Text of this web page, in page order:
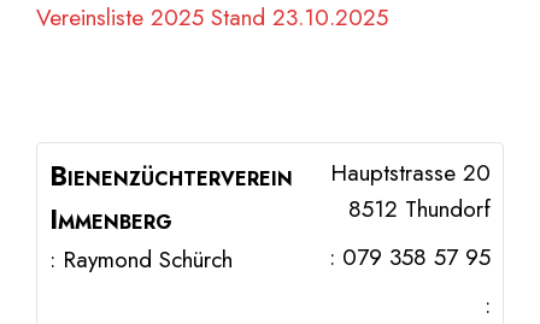
Vereinsliste 2025 Stand 23.10.2025
Bienenzüchterverein
Immenberg
: Raymond Schürch
Hauptstrasse 20
8512 Thundorf
: 079 358 57 95
: